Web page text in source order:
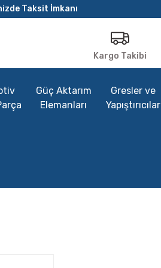
Taksit İmkanı
Kargo Takibi
Güç Aktarım
Elemanları
Gresler ve
Yapıştırıcılar